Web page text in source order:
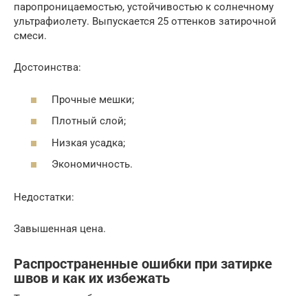
паропроницаемостью, устойчивостью к солнечному
ультрафиолету. Выпускается 25 оттенков затирочной
смеси.
Достоинства:
Прочные мешки;
Плотный слой;
Низкая усадка;
Экономичность.
Недостатки:
Завышенная цена.
Распространенные ошибки при затирке
швов и как их избежать